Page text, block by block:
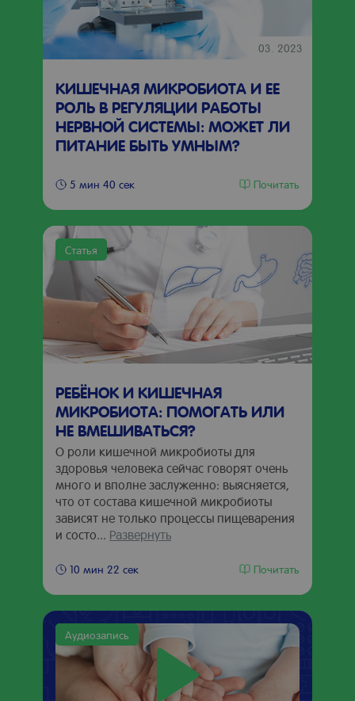
03. 2023
КИШЕЧНАЯ МИКРОБИОТА И ЕЕ
РОЛЬ В РЕГУЛЯЦИИ РАБОТЫ
НЕРВНОЙ СИСТЕМЫ: МОЖЕТ ЛИ
ПИТАНИЕ БЫТЬ УМНЫМ?
5 мин 40 сек Почитать
Статья
РЕБЁНОК И КИШЕЧНАЯ
МИКРОБИОТА: ПОМОГАТЬ ИЛИ
НЕ ВМЕШИВАТЬСЯ?
О роли кишечной микробиоты для
здоровья человека сейчас говорят очень
много и вполне заслуженно: выясняется,
что от состава кишечной микробиоты
зависят не только процессы пищеварения
и состо... Развернуть
10 мин 22 сек Почитать
Аудиозапись